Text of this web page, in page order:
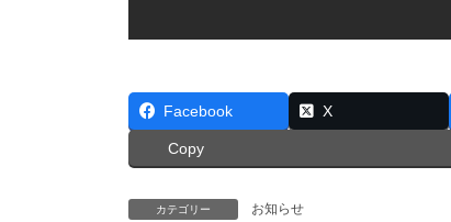
Facebook X
Copy
カテゴリー お知らせ